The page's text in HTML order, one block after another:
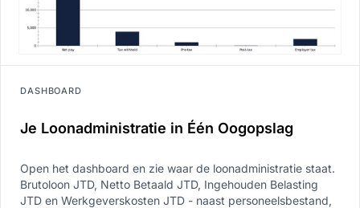
DASHBOARD
Je Loonadministratie in Één Oogopslag
Open het dashboard en zie waar de loonadministratie staat.
Brutoloon JTD, Netto Betaald JTD, Ingehouden Belasting
JTD en Werkgeverskosten JTD - naast personeelsbestand,